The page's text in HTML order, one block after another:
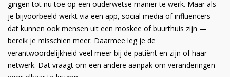
gingen tot nu toe op een ouderwetse manier te werk. Maar als
je bijvoorbeeld werkt via een app, social media of influencers —
dat kunnen ook mensen uit een moskee of buurthuis zijn —
bereik je misschien meer. Daarmee leg je de
verantwoordelijkheid veel meer bij de patiënt en zijn of haar
netwerk. Dat vraagt om een andere aanpak om veranderingen